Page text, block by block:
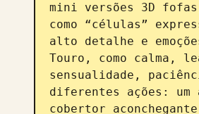
mini versões 3D
como “células”
alto detalhe e
Touro, como calma,
sensualidade,
diferentes ações: um
cobertor